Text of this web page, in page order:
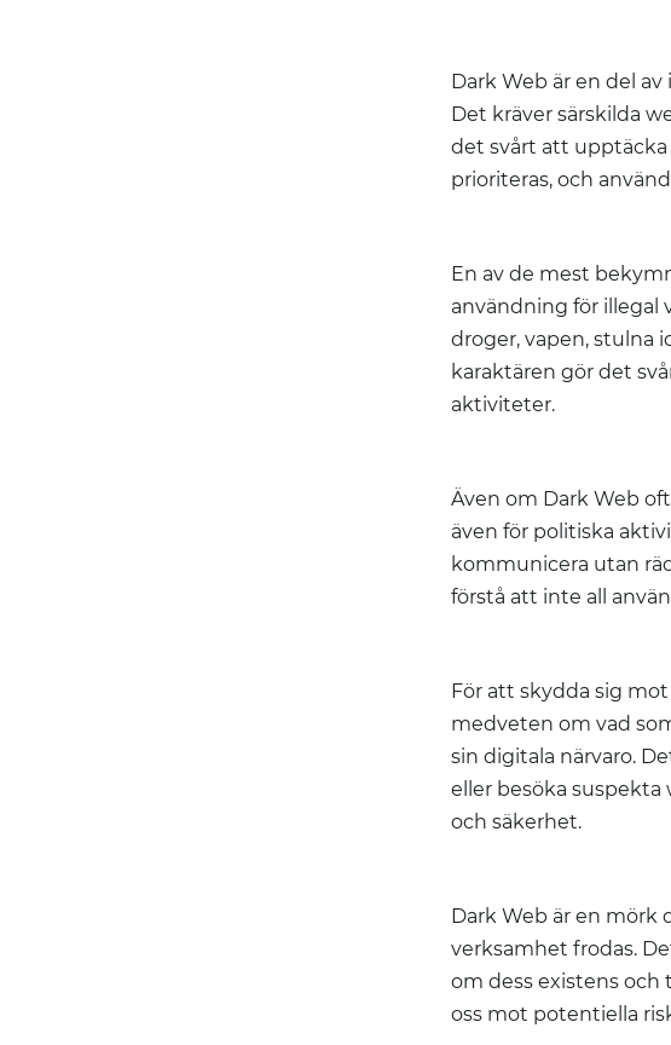
Dark Web är en del
Det kräver särskilda
det svårt att upptäcka
prioriteras, och
En av de mest
användning för illegal
droger, vapen, stulna
karaktären gör det
aktiviteter.
Även om Dark Web
även för politiska
kommunicera utan
förstå att inte all
För att skydda sig
medveten om vad
sin digitala närvaro.
eller besöka
och säkerhet.
Dark Web är en mörk
verksamhet frodas.
om dess existens
oss mot potentiella